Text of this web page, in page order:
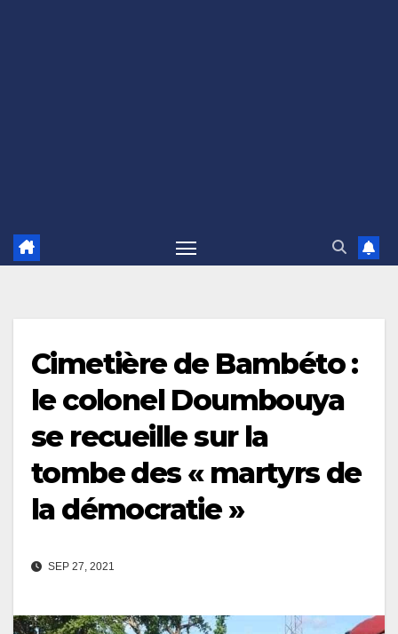
Cimetière de Bambéto :
le colonel Doumbouya
se recueille sur la
tombe des « martyrs de
la démocratie »
SEP 27, 2021